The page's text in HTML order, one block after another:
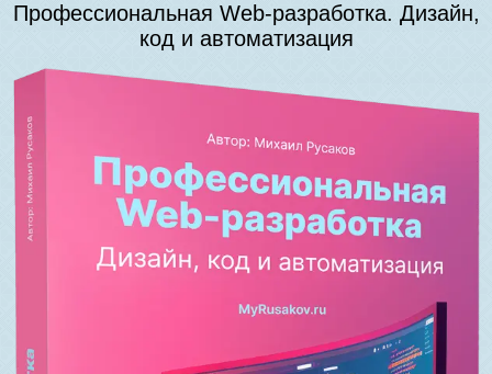
Профессиональная Web-разработка. Дизайн,
код и автоматизация